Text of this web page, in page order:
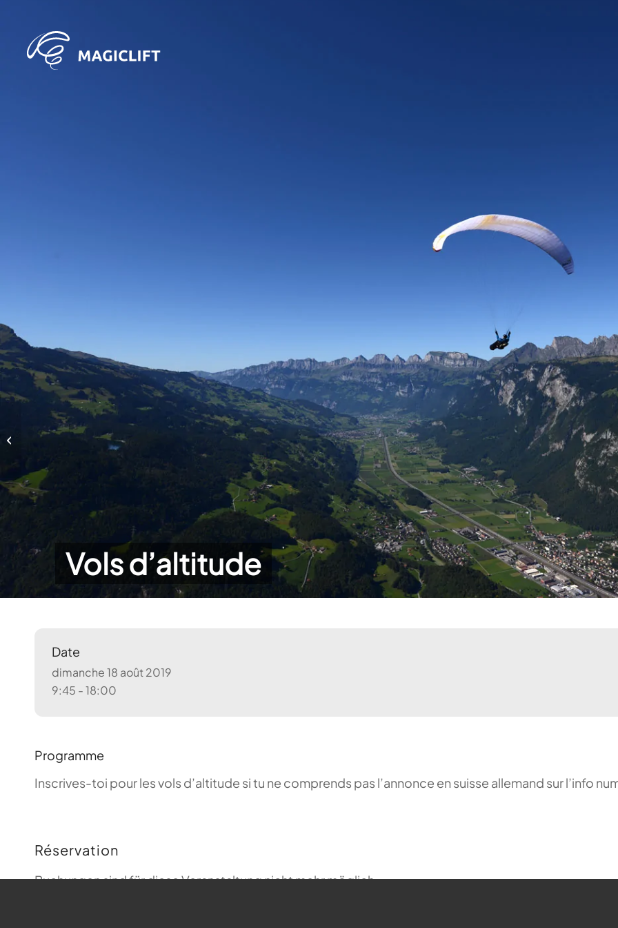
Vols d’altitude
Date
dimanche 18 août 2019
9:45 - 18:00
Programme
Inscrives-toi pour les vols d’altitude si tu ne comprends pas l’annonce en suisse allemand sur l’info
Réservation
Buchungen sind für diese Veranstaltung nicht mehr möglich.
Vols d’altitude